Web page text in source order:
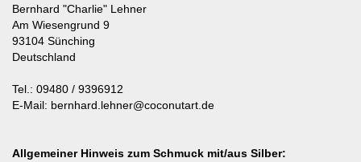
Bernhard "Charlie" Lehner
Am Wiesengrund 9
93104 Sünching
Deutschland
Tel.: 09480 / 9396912
E-Mail: bernhard.lehner@coconutart.de
Allgemeiner Hinweis zum Schmuck mit/aus Silber: